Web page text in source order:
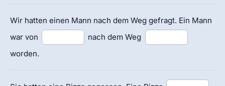
Wir hatten einen Mann nach dem Weg gefragt. Ein Mann
war von
nach dem Weg
worden.